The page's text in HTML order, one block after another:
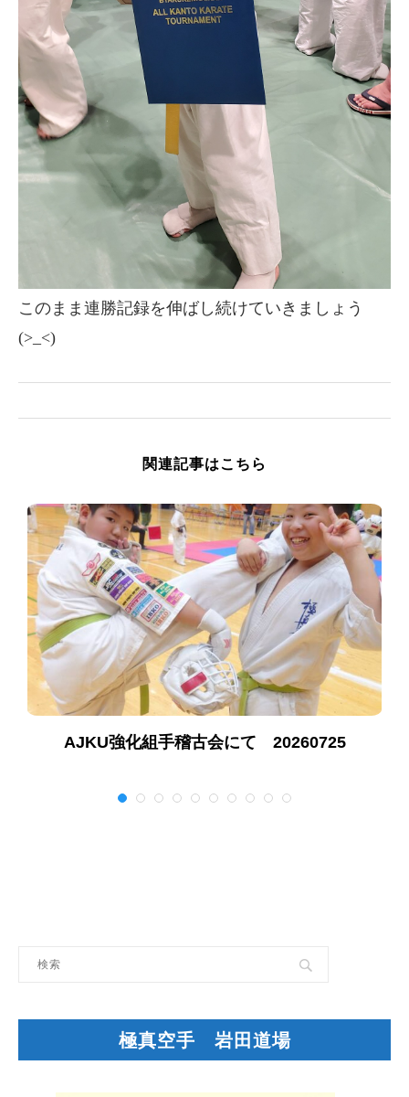
このまま連勝記録を伸ばし続けていきましょう
(>_<)
関連記事はこちら
AJKU強化組手稽古会にて 20260725
極真空手 岩田道場